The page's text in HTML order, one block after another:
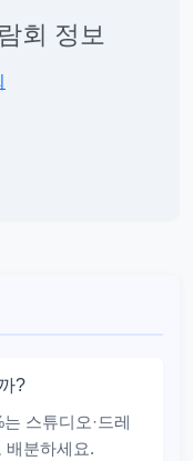
회 정보
?
스튜디오·드레
배분하세요.